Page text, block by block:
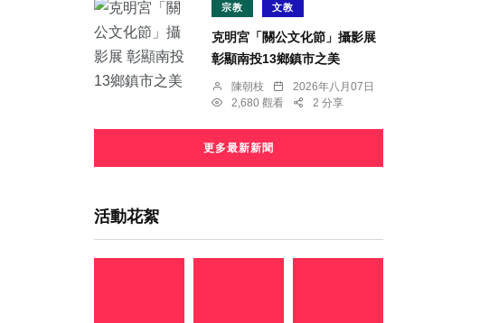
宗教 文教
克明宮「關公文化節」攝影展
彰顯南投13鄉鎮市之美
陳朝枝
2026年八月07日
2,680 觀看
2 分享
更多最新新聞
活動花絮